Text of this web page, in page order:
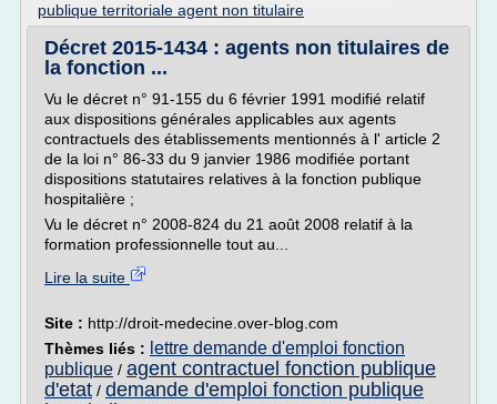
publique territoriale agent non titulaire
Décret 2015-1434 : agents non titulaires de
la fonction ...
Vu le décret n° 91-155 du 6 février 1991 modifié relatif
aux dispositions générales applicables aux agents
contractuels des établissements mentionnés à l' article 2
de la loi n° 86-33 du 9 janvier 1986 modifiée portant
dispositions statutaires relatives à la fonction publique
hospitalière ;
Vu le décret n° 2008-824 du 21 août 2008 relatif à la
formation professionnelle tout au...
Lire la suite
Site : http://droit-medecine.over-blog.com
Thèmes liés : lettre demande d'emploi fonction
publique / agent contractuel fonction publique
d'etat / demande d'emploi fonction publique